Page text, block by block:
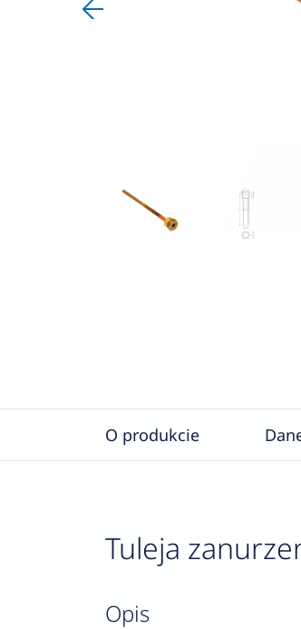
O produkcie
Tuleja
opis